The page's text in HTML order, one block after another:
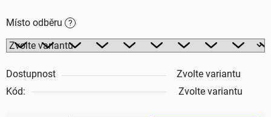
Místo odběru ?
Dostupnost
Zvolte variantu
Kód:
Zvolte variantu